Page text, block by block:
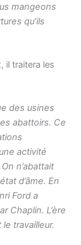
mangeons
qu’ils
il traitera les
des usines
abattoirs. Ce
activité
n’abattait
d’âme. En
Ford a
Chaplin. L’ère
travailleur.